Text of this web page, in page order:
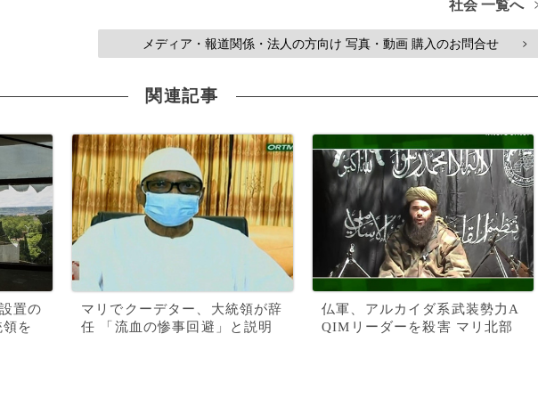
社会 一覧へ
メディア・報道関係・法人の方向け 写真・動画 購入のお問合せ >
関連記事
置の
を
マリでクーデター、大統領が辞
任 「流血の惨事回避」と説明
仏軍、アルカイダ系武装勢力A
QIMリーダーを殺害 マリ北部